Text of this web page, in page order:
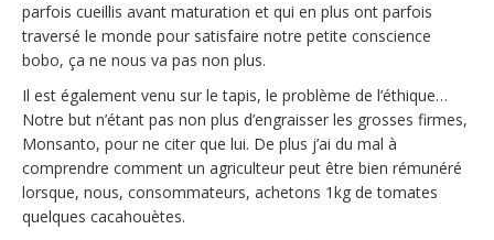
parfois cueillis avant maturation et qui en plus ont parfois
traversé le monde pour satisfaire notre petite conscience
bobo, ça ne nous va pas non plus.
Il est également venu sur le tapis, le problème de l’éthique…
Notre but n’étant pas non plus d’engraisser les grosses firmes,
Monsanto, pour ne citer que lui. De plus j’ai du mal à
comprendre comment un agriculteur peut être bien rémunéré
lorsque, nous, consommateurs, achetons 1kg de tomates
quelques cacahouètes.